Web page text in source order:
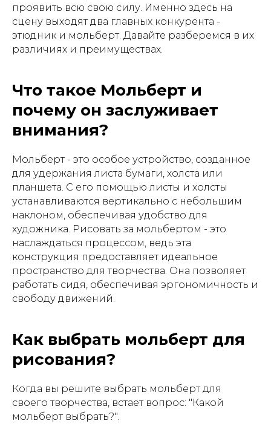
проявить всю свою силу. Именно здесь на
сцену выходят два главных конкурента -
этюдник и мольберт. Давайте разберемся в их
различиях и преимуществах.
Что такое Мольберт и
почему он заслуживает
внимания?
Мольберт - это особое устройство, созданное
для удержания листа бумаги, холста или
планшета. С его помощью листы и холсты
устанавливаются вертикально с небольшим
наклоном, обеспечивая удобство для
художника. Рисовать за мольбертом - это
наслаждаться процессом, ведь эта
конструкция предоставляет идеальное
пространство для творчества. Она позволяет
работать сидя, обеспечивая эргономичность и
свободу движений.
Как выбрать мольберт для
рисования?
Когда вы решите выбрать мольберт для
своего творчества, встает вопрос: "Какой
мольберт выбрать?".